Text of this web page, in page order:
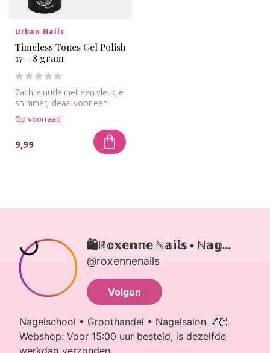
Urban Nails
Timeless Tones Gel Polish
17 - 8 gram
Zachte nude met een vleugje
shimmer, ideaal voor een
subtiele maar glamoureuze l...
Op voorraad
9,99